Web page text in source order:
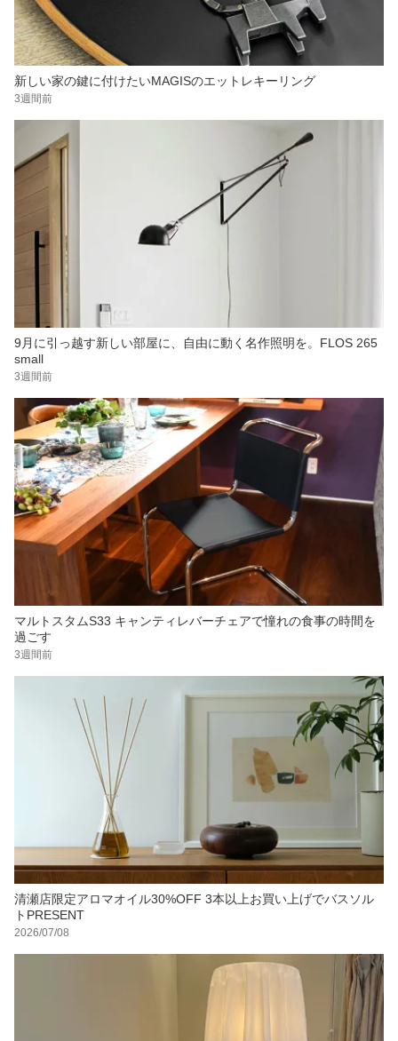
新しい家の鍵に付けたいMAGISのエットレキーリング
3週間前
9月に引っ越す新しい部屋に、自由に動く名作照明を。FLOS 265
small
3週間前
マルトスタムS33 キャンティレバーチェアで憧れの食事の時間を
過ごす
3週間前
清瀬店限定アロマオイル30%OFF 3本以上お買い上げでバスソル
トPRESENT
2026/07/08